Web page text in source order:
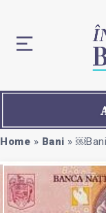
Home » Bani »